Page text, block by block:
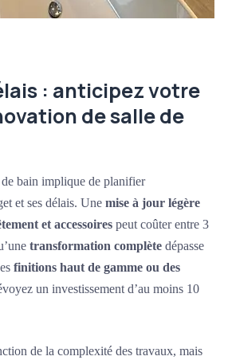
: anticipez votre
de salle de
bain implique de planifier
et ses délais. Unemise à jour légère
et accessoires peut coûter entre 3
transformation complète dépasse
finitions haut de gamme ou des
un investissement d’au moins 10
de la complexité des travaux, mais